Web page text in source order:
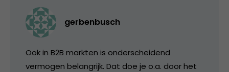
gerbenbusch
Ook in B2B markten is onderscheidend
vermogen belangrijk. Dat doe je o.a. door het